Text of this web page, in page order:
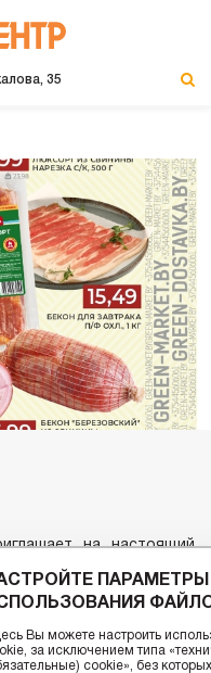
35
на настоящий
бекона».
бекона по выгодным
продуктом для
ПАРАМЕТРЫ
Вы можете настроить
за исключением типа
cookie», без